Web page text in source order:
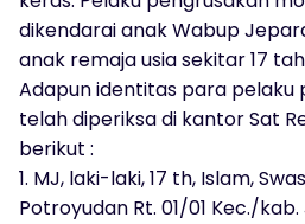
dikendarai anak Wabup
anak remaja usia sekitar 17
Adapun identitas para pelaku
telah diperiksa di kantor Sat
berikut :
1. MJ, laki-laki, 17 th, Islam,
Potroyudan Rt. 01/01 Kec./